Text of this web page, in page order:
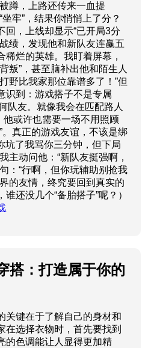
蹲，上路还传来一血提
牢”，结果你悄悄上了分？
回，上线却显示“已开局3分
绩，发现他和新队友连赢五
稀烂的英雄。我盯着屏幕，
叛”，甚至脑补出他和陌生人
野比我家那位靠谱多了！”但
识到：游戏搭子不是专属
队友。就像我会在匹配路人
他或许也需要一场不用照顾
。真正的游戏友谊，不该是绑
坑了我骂你三分钟，但下局
主动问他：“新队友挺强啊，
：“行啊，但你玩辅助别抢我
的友情，终究要回到真实的
还没几个“备胎搭子”呢？）
搭：打造属于你的
关键在于了解自己的身材和
在选择衣物时，首先要找到
的色调能让人显得更加精